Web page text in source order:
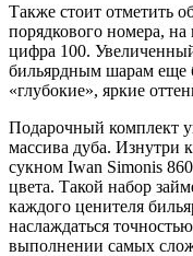
Также стоит отметить
порядкового номера,
цифра 100.
бильярдным шарам еще
«глубокие», яркие
Подарочный комплект
массива дуба. Изнутри
сукном Iwan Simonis
цвета. Такой набор
каждого ценителя
наслаждаться
выполнении самых